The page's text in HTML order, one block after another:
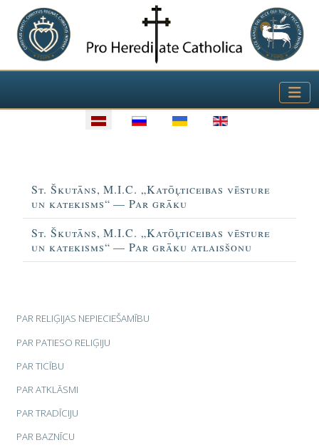
Izvēlieties valodu
PAR RELIĢIJAS NEPIECIEŠAMĪBU
PAR PATIESO RELIĢIJU
PAR TICĪBU
PAR ATKLĀSMI
PAR TRADĪCIJU
PAR BAZNĪCU
Virsraksts
St. Škutāns, M.I.C. „Katōļticeibas vēsture
un katekisms“ — Par grāku
St. Škutāns, M.I.C. „Katōļticeibas vēsture
un katekisms“ — Par grāku atlaisšonu